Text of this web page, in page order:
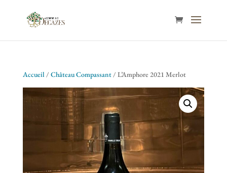
Accueil / Château Compassant/ L’Amphore 2021 Merlot